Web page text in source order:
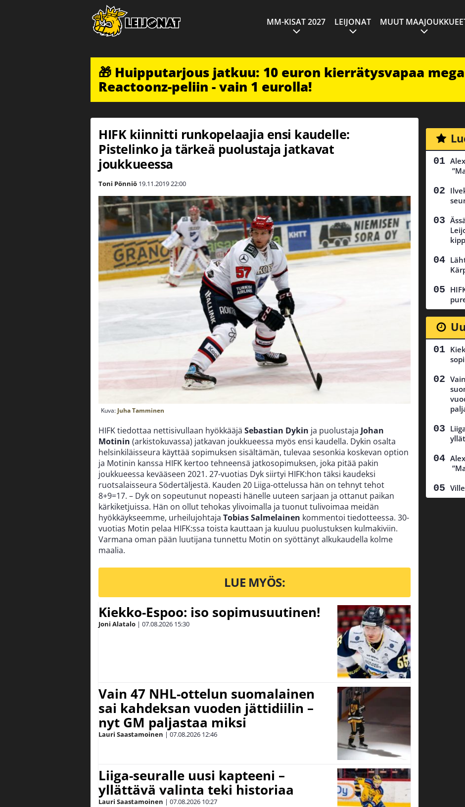
MM-KISAT 2027 LEIJONAT MUUT
🎁 Huipputarjous jatkuu: 10 euron kierrätysvapaa
Reactoonz-peliin - vain 1 eurolla!
HIFK kiinnitti runkopelaajia ensi kaudelle:
Pistelinko ja tärkeä puolustaja jatkavat
joukkueessa
Toni Pönniö 19.11.201922:00
Kuva: Juha Tamminen
HIFK tiedottaa nettisivullaan hyökkääjä Sebastian Dykin ja puolustaja Johan
Motinin (arkistokuvassa) jatkavan joukkueessa myös ensi kaudella. Dykin osalta
helsinkiläisseura käyttää sopimuksen sisältämän, tulevaa sesonkia koskevan option
ja Motinin kanssa HIFK kertoo tehneensä jatkosopimuksen, joka pitää pakin
joukkueessa kevääseen 2021. 27-vuotias Dyk siirtyi HIFK:hon täksi kaudeksi
ruotsalaisseura Södertäljestä. Kauden 20 Liiga-ottelussa hän on tehnyt tehot
8+9=17. – Dyk on sopeutunut nopeasti hänelle uuteen sarjaan ja ottanut paikan
kärkiketjuissa. Hän on ollut tehokas ylivoimalla ja tuonut tulivoimaa meidän
hyökkäykseemme, urheilujohtaja Tobias Salmelainen kommentoi tiedotteessa. 30-
vuotias Motin pelaa HIFK:ssa toista kauttaan ja kuuluu puolustuksen kulmakiviin.
Varmana oman pään luutijana tunnettu Motin on syöttänyt alkukaudella kolme
maalia.
LUE MYÖS:
Kiekko-Espoo: iso sopimusuutinen!
Joni Alatalo | 07.08.2026 15:30
Vain 47 NHL-ottelun suomalainen
sai kahdeksan vuoden jättidiilin –
nyt GM paljastaa miksi
Lauri Saastamoinen | 07.08.2026 12:46
Liiga-seuralle uusi kapteeni –
yllättävä valinta teki historiaa
Lauri Saastamoinen | 07.08.2026 10:27